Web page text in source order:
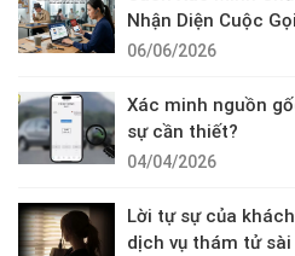
Nhận Diện Cuộc
06/06/2026
Xác minh nguồn
sự cần thiết?
04/04/2026
Lời tự sự của
dịch vụ thám tử sài